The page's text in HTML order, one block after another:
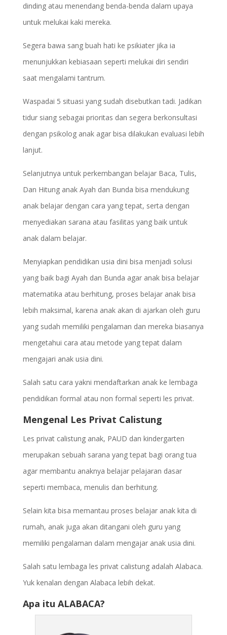
dinding atau menendang benda-benda dalam upaya
untuk melukai kaki mereka.
Segera bawa sang buah hati ke psikiater jika ia
menunjukkan kebiasaan seperti melukai diri sendiri
saat mengalami tantrum.
Waspadai 5 situasi yang sudah disebutkan tadi. Jadikan
tidur siang sebagai prioritas dan segera berkonsultasi
dengan psikolog anak agar bisa dilakukan evaluasi lebih
lanjut.
Selanjutnya untuk perkembangan belajar Baca, Tulis,
Dan Hitung anak Ayah dan Bunda bisa mendukung
anak belajar dengan cara yang tepat, serta dengan
menyediakan sarana atau fasilitas yang baik untuk
anak dalam belajar.
Menyiapkan pendidikan usia dini bisa menjadi solusi
yang baik bagi Ayah dan Bunda agar anak bisa belajar
matematika atau berhitung, proses belajar anak bisa
lebih maksimal, karena anak akan di ajarkan oleh guru
yang sudah memiliki pengalaman dan mereka biasanya
mengetahui cara atau metode yang tepat dalam
mengajari anak usia dini.
Salah satu cara yakni mendaftarkan anak ke lembaga
pendidikan formal atau non formal seperti les privat.
Mengenal Les Privat Calistung
Les privat calistung anak, PAUD dan kindergarten
merupakan sebuah sarana yang tepat bagi orang tua
agar membantu anaknya belajar pelajaran dasar
seperti membaca, menulis dan berhitung.
Selain kita bisa memantau proses belajar anak kita di
rumah, anak juga akan ditangani oleh guru yang
memiliki pengalaman dalam mengajar anak usia dini.
Salah satu lembaga les privat calistung adalah Alabaca.
Yuk kenalan dengan Alabaca lebih dekat.
Apa itu ALABACA?